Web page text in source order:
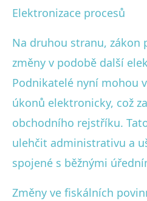
Elektronizace procesů
Na druhou stranu, zákon
změny v podobě další
Podnikatelé nyní mohou
úkonů elektronicky, což
obchodního rejstříku.
ulehčit administrativu a
spojené s běžnými
Změny ve fiskálních